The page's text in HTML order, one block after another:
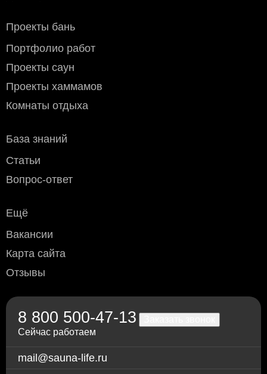
при получении заказа по тарифам транспортной
оформить доставку по адресу признспортной компании.
Мы предлагаем следующие транспортные компании:
СДЭК, ПЭК, Деловые линии, ЖелДорЭкспедиция, Байкал
Сервис и другие компании которые вам удобны.
пределах МКАД:
- крупногабаритного - 1200 рублей
Условия оплаты
Наличный расчёт
(необходимо уточнить перед доставкой)
Переводом по счёту: для физлиц — через любой
Через приложение Сбербанк онлайн
По счету в отделении любого банка
Проекты бань
Портфолио работ
Проекты саун
Проекты хаммамов
Комнаты отдыха
База знаний
Статьи
Вопрос-ответ
Ещё
Вакансии
Карта сайта
Отзывы
8 800 500-47-13
Сейчас работаем
mail@sauna-life.ru